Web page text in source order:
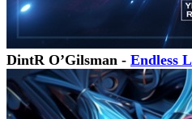
DintR O’Gilsman - Endless